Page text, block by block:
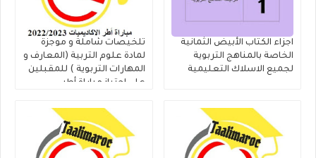
اجزاء الكتاب الأبيض الثمانية
الخاصة بالمناهج التربوية
لجميع الاسلاك التعليمية
تلخيصات شاملة و موجزة
لمادة علوم التربية (المعارف و
المهارات التربوية ) للمقبلين
على اجتياز مباراة أطر